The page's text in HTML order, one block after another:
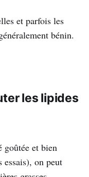
et parfois les
bénin.
les lipides
goûtée et bien
essais), on peut